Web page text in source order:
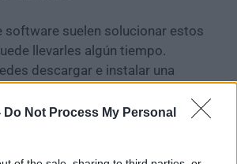
Do Not Process My Personal
software suelen solucionar estos
llevarles algún tiempo.
descargar e instalar una
en descargar la versión más